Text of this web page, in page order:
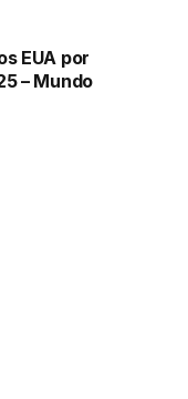
EUA por
– Mundo